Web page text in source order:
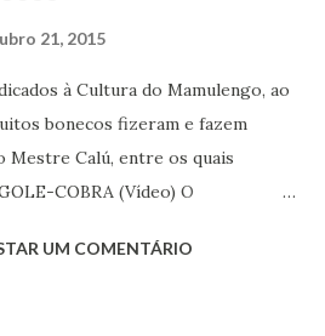
21, 2015
à Cultura do Mamulengo, ao
bonecos fizeram e fazem
Mestre Calú, entre os quais
COBRA (Vídeo) O
ADÃO E EVA E A SERPENTE
UM COMENTÁRIO